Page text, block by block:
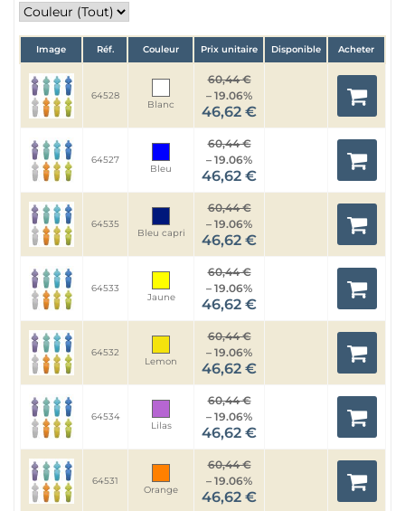
Image Réf. Couleur Prix unitaire Disponible Acheter
64528
Blanc
60,44 €
– 19.06%
46,62 €
64527
Bleu
60,44 €
– 19.06%
46,62 €
64535
Bleu capri
60,44 €
– 19.06%
46,62 €
64533
Jaune
60,44 €
– 19.06%
46,62 €
64532
Lemon
60,44 €
– 19.06%
46,62 €
64534
Lilas
60,44 €
– 19.06%
46,62 €
64531
Orange
60,44 €
– 19.06%
46,62 €